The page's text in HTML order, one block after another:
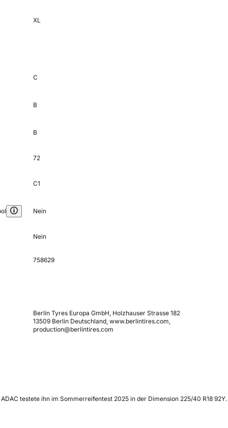
XL
C
B
B
72
C1
Nein
Nein
758629
Berlin Tyres Europa GmbH, Holzhauser Strasse 182
13509 Berlin Deutschland, www.berlintires.com,
production@berlintires.com
testete ihn im Sommerreifentest 2025 in der Dimension 225/40 R18 92Y.